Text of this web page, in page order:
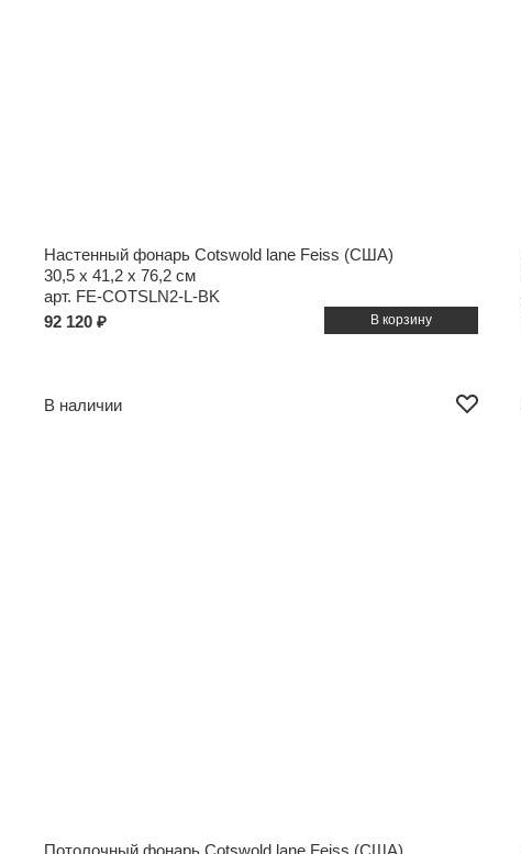
Настенный фонарь Cotswold lane Feiss (США)
30,5 x 41,2 x 76,2 см
арт. FE-COTSLN2-L-BK
92 120 ₽
В наличии
Потолочный фонарь Cotswold lane Feiss (США)